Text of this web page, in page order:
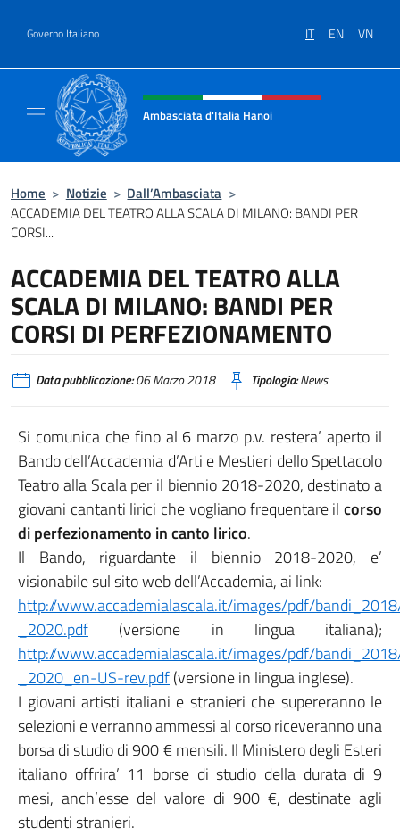
Governo Italiano IT EN VN
Intestazione sito, social e menù
Ambasciata d'Italia Hanoi
Home > Notizie > Dall’Ambasciata >
ACCADEMIA DEL TEATRO ALLA SCALA DI MILANO: BANDI PER
CORSI...
ACCADEMIA DEL TEATRO ALLA
SCALA DI MILANO: BANDI PER
CORSI DI PERFEZIONAMENTO
Data pubblicazione:06 Marzo 2018 Tipologia:News
Si comunica che fino al 6 marzo p.v. restera’ aperto il
Bando dell’Accademia d’Arti e Mestieri dello Spettacolo
Teatro alla Scala per il biennio 2018-2020, destinato a
giovani cantanti lirici che vogliano frequentare il corso
di perfezionamento in canto lirico.
Il Bando, riguardante il biennio 2018-2020, e’
visionabile sul sito web dell’Accademia, ai link:
http://www.accademialascala.it/images/pdf/
_2020.pdf (versione in lingua italiana);
http://www.accademialascala.it/images/pdf/
_2020_en-US-rev.pdf(versione in lingua inglese).
I giovani artisti italiani e stranieri che supereranno le
selezioni e verranno ammessi al corso riceveranno una
borsa di studio di 900 € mensili. Il Ministero degli Esteri
italiano offrira’ 11 borse di studio della durata di 9
mesi, anch’esse del valore di 900 €, destinate agli
studenti stranieri.